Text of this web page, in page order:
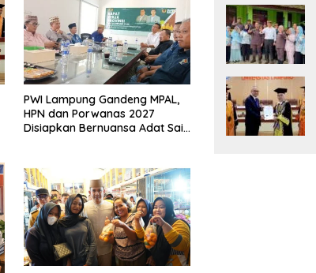
PWI Lampung Gandeng MPAL,
HPN dan Porwanas 2027
Disiapkan Bernuansa Adat Sai